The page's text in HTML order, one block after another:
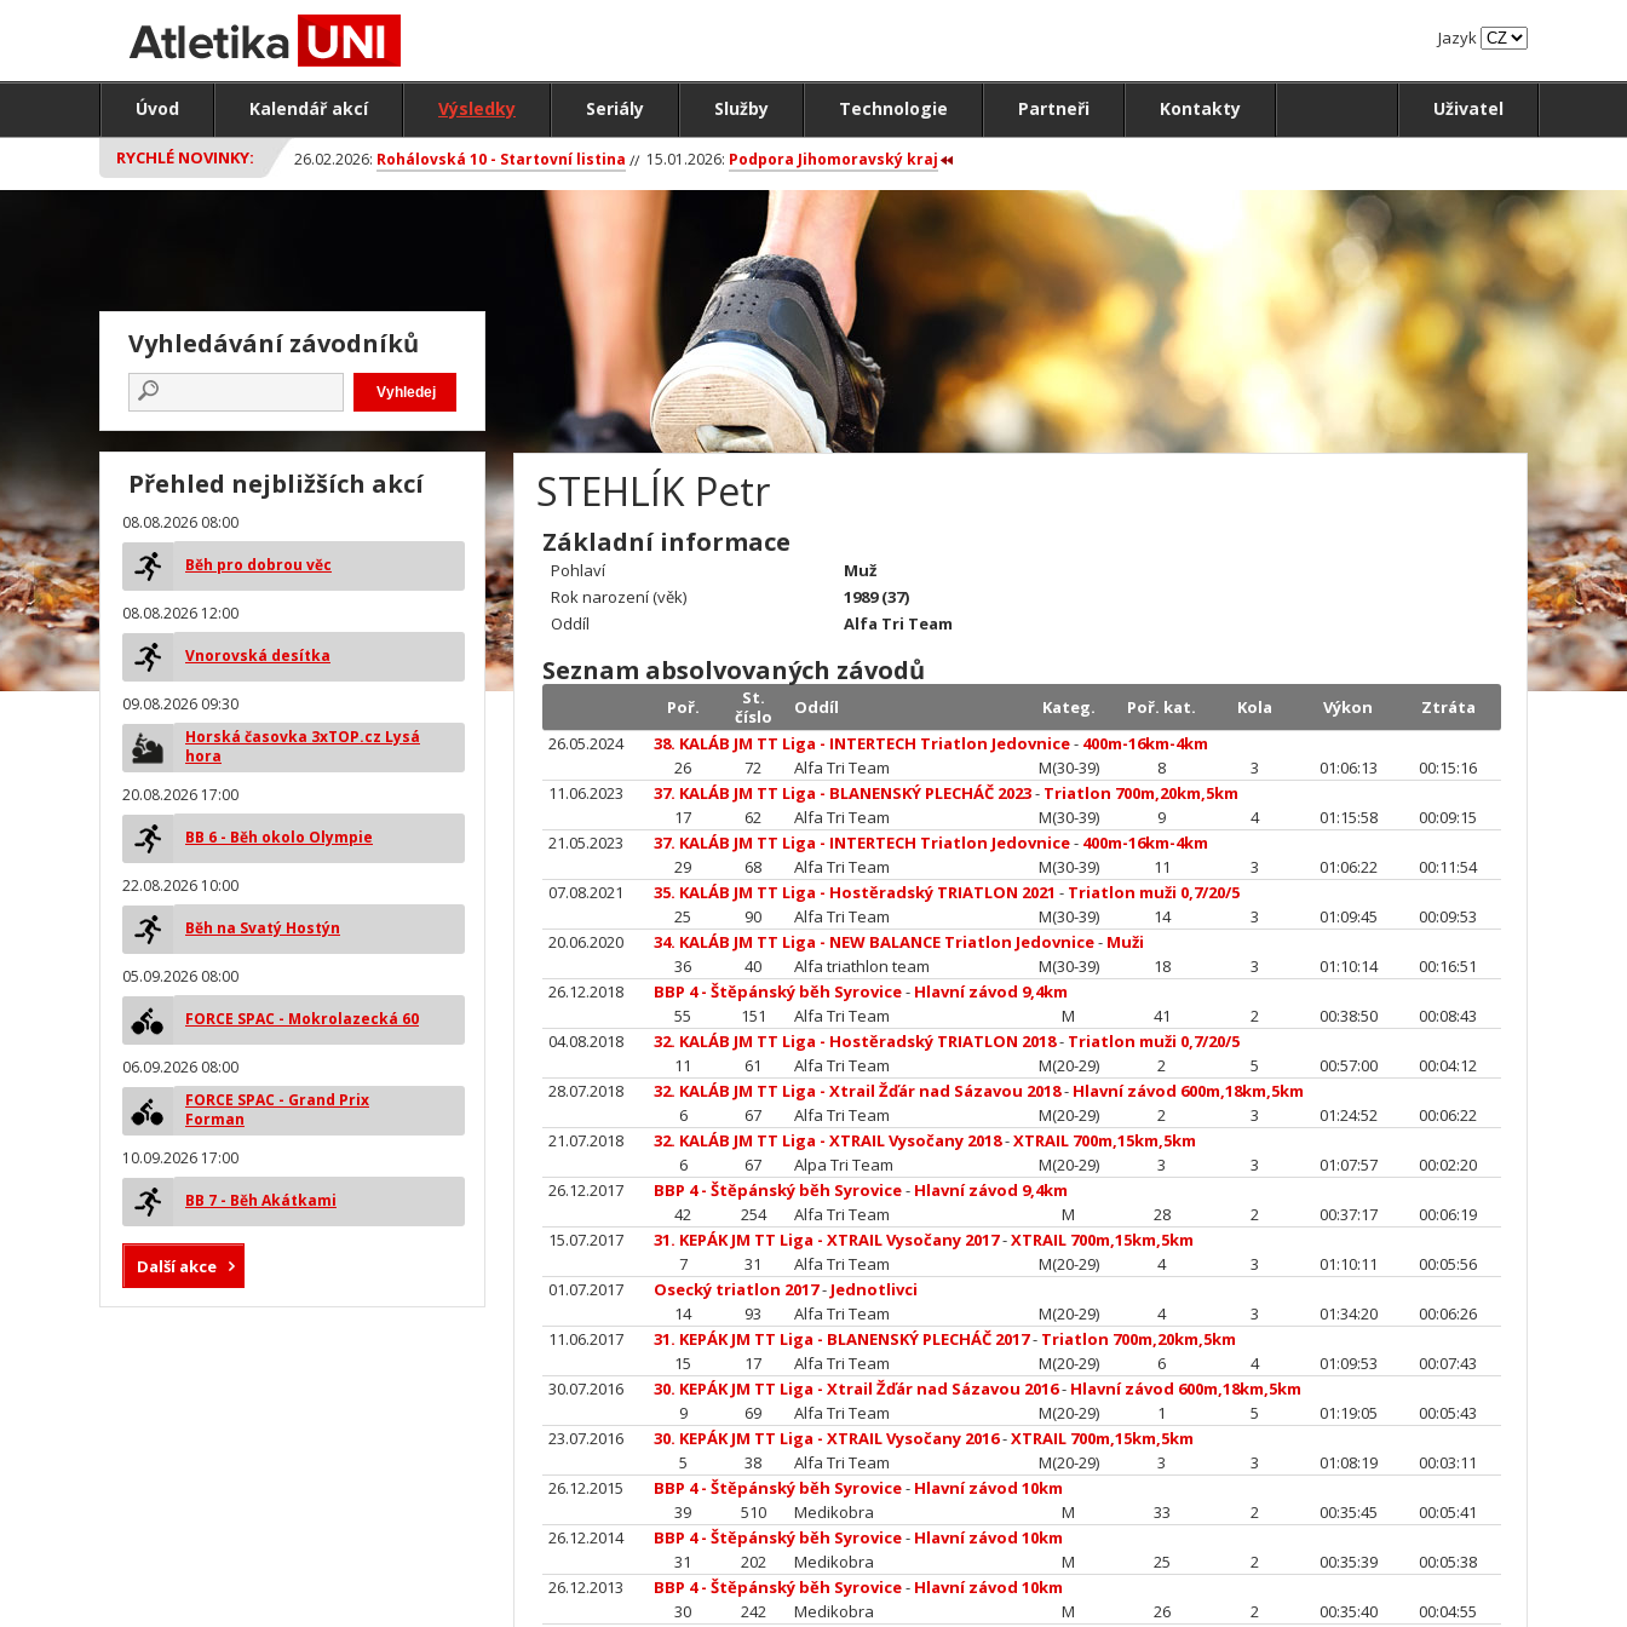
Jazyk
Úvod Kalendář akcí Výsledky Seriály Služby Technologie Partneři Kontakty Uživatel
RYCHLÉ NOVINKY: 26.02.2026: Rohálovská 10 - Startovní listina 15.01.2026: Podpora Jihomoravský kraj
STEHLÍK Petr
Základní informace
Pohlaví
Muž
Rok narození (věk)
1989 (37)
Oddíl
Alfa Tri Team
Seznam absolvovaných závodů
Poř.
St.
číslo
Oddíl Kateg. Poř. kat. Kola Výkon
Ztráta
26.05.2024
38. KALÁB JM TT Liga - INTERTECH Triatlon Jedovnice- 400m-16km-4km
26
72 Alfa Tri Team M(30-39) 8 3 01:06:13
00:15:16
11.06.2023
37. KALÁB JM TT Liga - BLANENSKÝ PLECHÁČ 2023- Triatlon 700m,20km,5km
17
62 Alfa Tri Team M(30-39) 9 4 01:15:58
00:09:15
21.05.2023
37. KALÁB JM TT Liga - INTERTECH Triatlon Jedovnice- 400m-16km-4km
29
68 Alfa Tri Team M(30-39) 11 3 01:06:22
00:11:54
07.08.2021
35. KALÁB JM TT Liga - Hostěradský TRIATLON 2021 - Triatlon muži 0,7/20/5
25
90 Alfa Tri Team M(30-39) 14 3 01:09:45
00:09:53
20.06.2020
34. KALÁB JM TT Liga - NEW BALANCE Triatlon Jedovnice- Muži
36
40 Alfa triathlon team M(30-39) 18 3 01:10:14
00:16:51
26.12.2018
BBP 4 - Štěpánský běh Syrovice- Hlavní závod 9,4km
55
151 Alfa Tri Team M 41 2 00:38:50
00:08:43
04.08.2018
32. KALÁB JM TT Liga - Hostěradský TRIATLON 2018- Triatlon muži 0,7/20/5
11
61 Alfa Tri Team M(20-29) 2 5 00:57:00
00:04:12
28.07.2018
32. KALÁB JM TT Liga - Xtrail Žďár nad Sázavou 2018- Hlavní závod 600m,18km,5km
6
67 Alfa Tri Team M(20-29) 2 3 01:24:52
00:06:22
21.07.2018
32. KALÁB JM TT Liga - XTRAIL Vysočany 2018-XTRAIL 700m,15km,5km
6
67 Alpa Tri Team M(20-29) 3 3 01:07:57
00:02:20
26.12.2017
BBP 4 - Štěpánský běh Syrovice- Hlavní závod 9,4km
42
254 Alfa Tri Team M 28 2 00:37:17
00:06:19
15.07.2017
31. KEPÁK JM TT Liga - XTRAIL Vysočany 2017-XTRAIL 700m,15km,5km
7
31 Alfa Tri Team M(20-29) 4 3 01:10:11
00:05:56
01.07.2017
Osecký triatlon 2017- Jednotlivci
14
93 Alfa Tri Team M(20-29) 4 3 01:34:20
00:06:26
11.06.2017
31. KEPÁK JM TT Liga - BLANENSKÝ PLECHÁČ 2017- Triatlon 700m,20km,5km
15
17 Alfa Tri Team M(20-29) 6 4 01:09:53
00:07:43
30.07.2016
30. KEPÁK JM TT Liga - Xtrail Žďár nad Sázavou 2016- Hlavní závod 600m,18km,5km
9
69 Alfa Tri Team M(20-29) 1 5 01:19:05
00:05:43
23.07.2016
30. KEPÁK JM TT Liga - XTRAIL Vysočany 2016-XTRAIL 700m,15km,5km
5
38 Alfa Tri Team M(20-29) 3 3 01:08:19
00:03:11
26.12.2015
BBP 4 - Štěpánský běh Syrovice- Hlavní závod 10km
39
510 Medikobra M 33 2 00:35:45
00:05:41
26.12.2014
BBP 4 - Štěpánský běh Syrovice- Hlavní závod 10km
31
202 Medikobra M 25 2 00:35:39
00:05:38
26.12.2013
BBP 4 - Štěpánský běh Syrovice- Hlavní závod 10km
30
242 Medikobra M 26 2 00:35:40
00:04:55
Vyhledávání závodníků
Přehled nejbližších akcí
08.08.2026 08:00
Běh pro dobrou věc
08.08.2026 12:00
Vnorovská desítka
09.08.2026 09:30
Horská časovka 3xTOP.cz Lysá
hora
20.08.2026 17:00
BB 6 - Běh okolo Olympie
22.08.2026 10:00
Běh na Svatý Hostýn
05.09.2026 08:00
FORCE SPAC - Mokrolazecká 60
06.09.2026 08:00
FORCE SPAC - Grand Prix
Forman
10.09.2026 17:00
BB 7 - Běh Akátkami
Další akce